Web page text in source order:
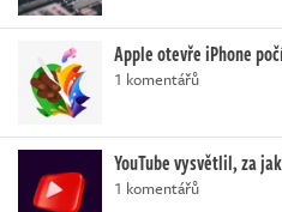
Apple otevře iPhone
1 komentářů
YouTube vysvětlil, za
1 komentářů